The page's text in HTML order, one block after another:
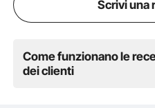
Scrivi una
Come funzionano le
dei clienti